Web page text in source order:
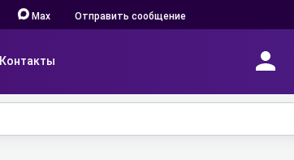
Max Отправить сообщение
Контакты